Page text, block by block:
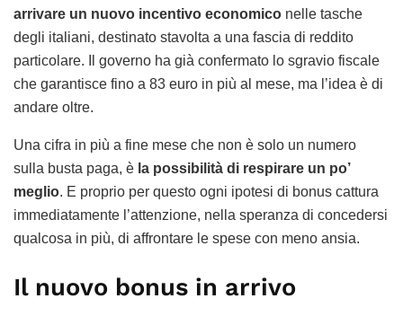
arrivare un nuovo incentivo economico nelle tasche
degli italiani, destinato stavolta a una fascia di reddito
particolare. Il governo ha già confermato lo sgravio fiscale
che garantisce fino a 83 euro in più al mese, ma l’idea è di
andare oltre.
Una cifra in più a fine mese che non è solo un numero
sulla busta paga, è la possibilità di respirare un po’
meglio. E proprio per questo ogni ipotesi di bonus cattura
immediatamente l’attenzione, nella speranza di concedersi
qualcosa in più, di affrontare le spese con meno ansia.
Il nuovo bonus in arrivo